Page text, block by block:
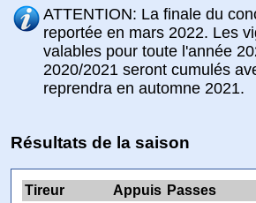
ATTENTION: La finale du
reportée en mars 2022. Les
valables pour toute l'année
2020/2021 seront cumulés
reprendra en automne 2021.
Résultats de la saison
Tireur Appuis Passes